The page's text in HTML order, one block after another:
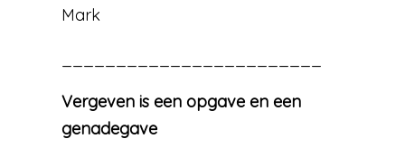
Mark
Vergeven is een opgave en een
genadegave